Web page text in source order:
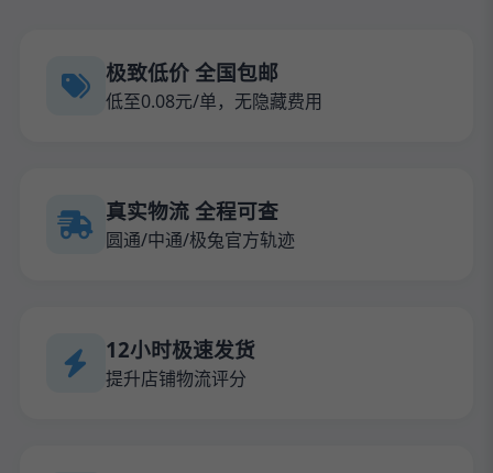
极致低价 全国包邮
低至0.08元/单，无隐藏费用
真实物流 全程可查
圆通/中通/极兔官方轨迹
12小时极速发货
提升店铺物流评分